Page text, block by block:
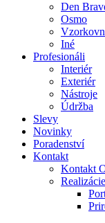
Den
Osmo
Iné
Profesionáli
Interiér
Exteriér
Nástroje
Údržba
Slevy
Novinky
Poradenství
Kontakt
Kontakt
Realizácie